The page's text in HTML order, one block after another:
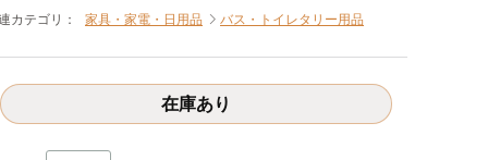
カテゴリ： 家具・家電・日用品 バス・トイレタリー用品
在庫あり